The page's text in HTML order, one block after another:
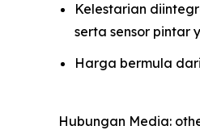
Kelestarian
serta sensor pintar
Harga bermula
Hubungan Media: